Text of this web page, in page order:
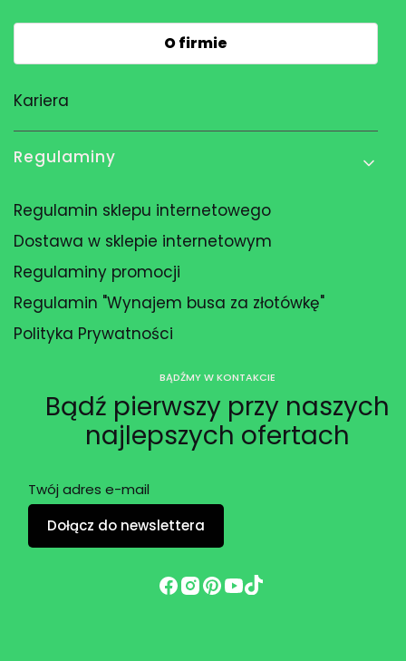
O firmie
Kariera
Regulaminy
Regulamin sklepu internetowego
Dostawa w sklepie internetowym
Regulaminy promocji
Regulamin "Wynajem busa za złotówkę"
Polityka Prywatności
BĄDŹMY W KONTAKCIE
Bądź pierwszy przy naszych
najlepszych ofertach
Twój adres e-mail
Dołącz do newslettera